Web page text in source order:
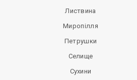
Листвина
Миропілля
Петрушки
Селище
Сухини